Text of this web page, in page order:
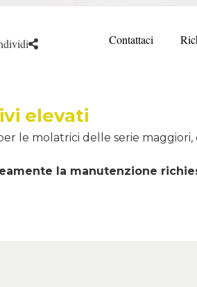
Contattaci
elevati
le molatrici delle serie maggiori,
la manutenzione